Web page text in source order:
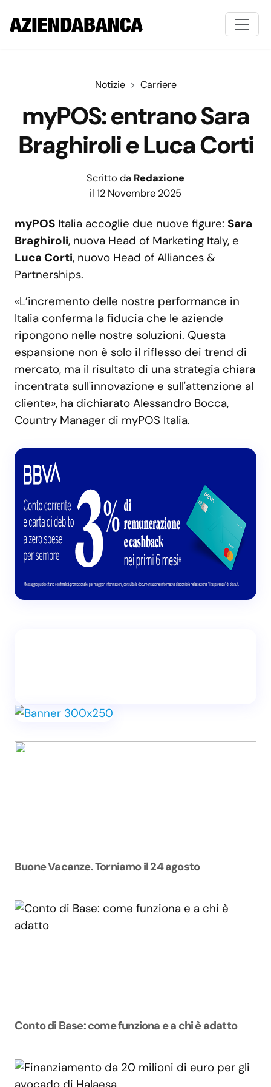
Notizie Carriere
myPOS: entrano Sara
Braghiroli e Luca Corti
Scritto da Redazione
il 12 Novembre 2025
myPOS Italia accoglie due nuove figure: Sara
Braghiroli, nuova Head of Marketing Italy, e
Luca Corti, nuovo Head of Alliances &
Partnerships.
«L’incremento delle nostre performance in
Italia conferma la fiducia che le aziende
ripongono nelle nostre soluzioni. Questa
espansione non è solo il riflesso dei trend di
mercato, ma il risultato di una strategia chiara
incentrata sull'innovazione e sull'attenzione al
cliente», ha dichiarato Alessandro Bocca,
Country Manager di myPOS Italia.
Buone Vacanze. Torniamo il 24 agosto
Conto di Base: come funziona e a chi è adatto